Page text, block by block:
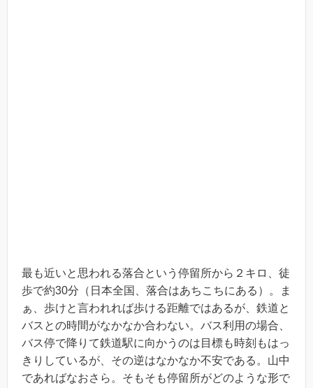
最も近いと思われる落合という停留所から２キロ、徒
歩で約30分（日本全国、落合はあちこちにある）。ま
ぁ、歩けと言われれば歩ける距離ではあるが、鉄道と
バスとの時間がなかなか合わない。バス利用の場合、
バス停で降りて鉄道駅に向かうのは目標も時刻もはっ
きりしているが、その逆はなかなか不安である。山中
であればなおさら。そもそも停留所がどのような形で